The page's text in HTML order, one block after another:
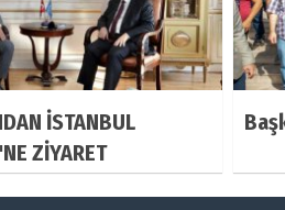
İSTANBUL
ZİYARET